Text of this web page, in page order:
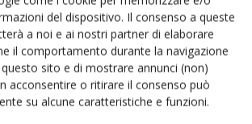
del dispositivo. Il consenso a queste
a noi e ai nostri partner di elaborare
il comportamento durante la navigazione
sito e di mostrare annunci (non)
acconsentire o ritirare il consenso può
su alcune caratteristiche e funzioni.
Cerca adesso
L'Esperto risponde